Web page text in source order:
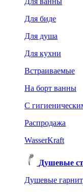
Для биде
Для душа
Для кухни
Встраиваемые
На борт ванны
C
Распродажа
WasserKraft
Душевые
Душевые